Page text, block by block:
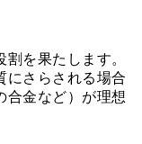
を果たします。
にさらされる場合
合金など）が理想